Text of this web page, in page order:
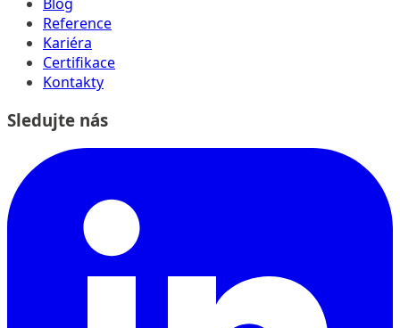
Reference
Kariéra
Certifikace
Kontakty
Sledujte nás